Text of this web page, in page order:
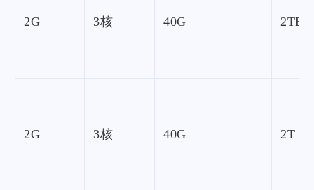
2G 3核 40G 2TB
2G 3核 40G 2T